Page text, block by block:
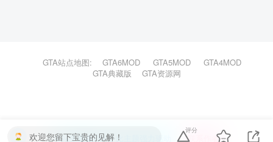
GTA站点地图: GTA6MOD GTA5MOD
GTA4MOD
GTA典藏版
GTA资源网
欢迎您留下宝贵的见解！
评分
本站主题由Zibll子比主题强力驱动 联系作者